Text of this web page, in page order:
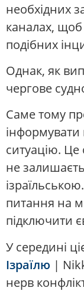
необхідних
каналах,
подібних
Однак, як
чергове
Саме тому
інформувати
ситуацію.
не
питання на
підключити
У середині
Ізраїлю |
нерв